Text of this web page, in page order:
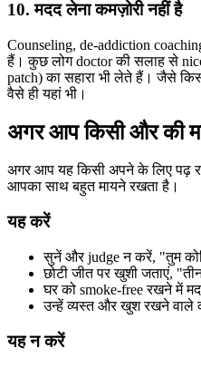
10. मदद लेना कमज़ोरी नहीं है
Counseling, de-addiction
हैं। कुछ लोग doctor की सलाह से
patch) का सहारा भी लेते हैं। जैसे
वैसे ही यहां भी।
अगर आप किसी और की
अगर आप यह किसी अपने के लिए पढ़
आपका साथ बहुत मायने रखता है।
यह करें
सुनें और judge न करें, "तुम
छोटी जीत पर खुशी जताएं,
घर को smoke-free रखने में
उन्हें व्यस्त और खुश रखने वाले
यह न करें